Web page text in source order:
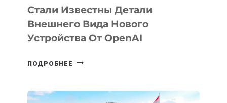
Стали Известны Детали
Внешнего Вида Нового
Устройства От OpenAI
ПОДРОБНЕЕ СТАЛИ
ВНЕШНЕГО